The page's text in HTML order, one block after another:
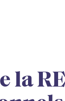
la